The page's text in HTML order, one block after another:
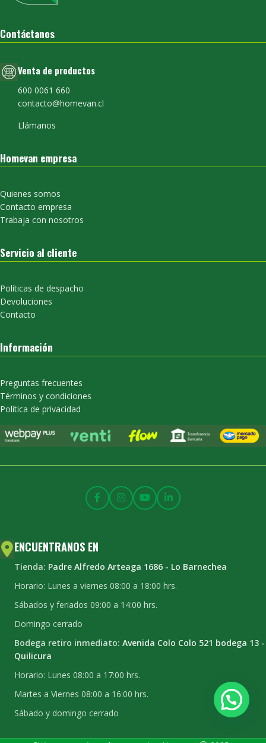
Contáctanos
Venta de productos
600 0061 660
contacto@homevan.cl
Llámanos
Homevan empresa
Quienes somos
Contacto empresa
Trabaja con nosotros
Servicio al cliente
Políticas de despacho
Devoluciones
Contacto
Información
Preguntas frecuentes
Términos y condiciones
Política de privacidad
ENCUENTRANOS EN
Tienda: Padre Alfredo Arteaga 1686 - Lo Barnechea
Horario: Lunes a viernes 08:00 a 18:00 hrs.
Sábados y feriados 09:00 a 14:00 hrs.
Domingo cerrado
Bodega retiro inmediato: Avenida Colo Colo 521 bodega 13 -
Quilicura
Horario: Lunes 08:00 a 17:00 hrs.
Martes a Viernes 08:00 a 16:00 hrs.
Sábado y domingo cerrado